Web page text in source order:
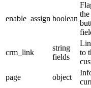
enable_assign boolean
crm_link
string
fields
to
page
object